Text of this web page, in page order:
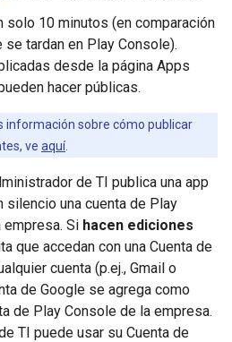
solo 10 minutos (en comparación
tardan en Play Console).
desde la página Apps
hacer públicas.
información sobre cómo publicar
ve aquí.
de TI publica una app
silencio una cuenta de Play
empresa. Si hacen ediciones
que accedan con una Cuenta de
cuenta (p.ej., Gmail o
de Google se agrega como
de Play Console de la empresa.
TI puede usar su Cuenta de